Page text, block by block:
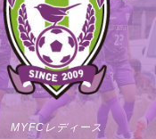
MYFCレディース